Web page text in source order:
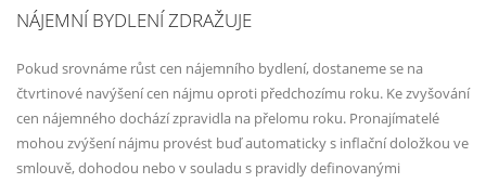
NÁJEMNÍ BYDLENÍ ZDRAŽUJE
Pokud srovnáme růst cen nájemního bydlení, dostaneme se na
čtvrtinové navýšení cen nájmu oproti předchozímu roku. Ke zvyšování
cen nájemného dochází zpravidla na přelomu roku. Pronajímatelé
mohou zvýšení nájmu provést buď automaticky s inflační doložkou ve
smlouvě, dohodou nebo v souladu s pravidly definovanými